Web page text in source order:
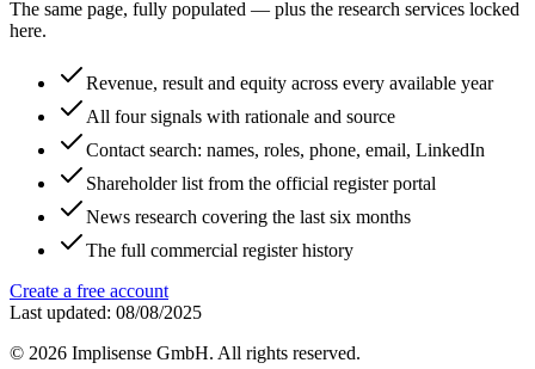
The same page, fully populated — plus the research services locked
here.
Revenue, result and equity across every available year
All four signals with rationale and source
Contact search: names, roles, phone, email, LinkedIn
Shareholder list from the official register portal
News research covering the last six months
The full commercial register history
Create a free account
Last updated: 08/08/2025
© 2026 Implisense GmbH. All rights reserved.